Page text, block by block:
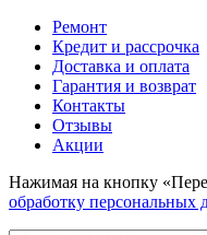
Ремонт
Кредит и рассрочка
Доставка и оплата
Гарантия и возврат
Контакты
Отзывы
Акции
Нажимая на кнопку
обработку персональных